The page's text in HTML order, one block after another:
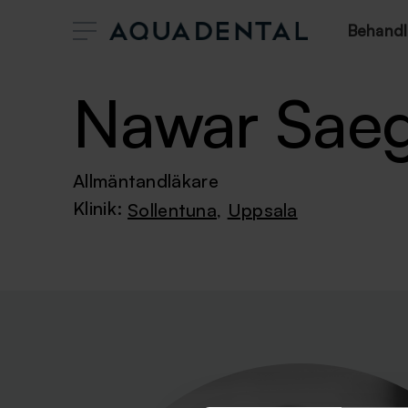
Nawar
Allmäntandläkare
Klinik: Sollentuna, Uppsala